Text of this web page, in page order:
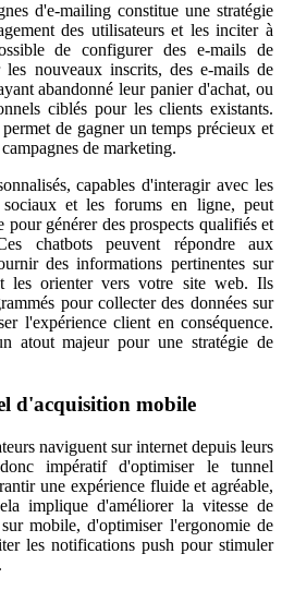
d'e-mailing constitue une stratégie
des utilisateurs et les inciter à
de configurer des e-mails de
les nouveaux inscrits, des e-mails de
abandonné leur panier d'achat, ou
ciblés pour les clients existants.
de gagner un temps précieux et
de marketing.
capables d'interagir avec les
sociaux et les forums en ligne, peut
pour générer des prospects qualifiés et
chatbots peuvent répondre aux
des informations pertinentes sur
les orienter vers votre site web. Ils
pour collecter des données sur
l'expérience client en conséquence.
atout majeur pour une stratégie de
d'acquisition mobile
naviguent sur internet depuis leurs
impératif d'optimiser le tunnel
une expérience fluide et agréable,
implique d'améliorer la vitesse de
mobile, d'optimiser l'ergonomie de
les notifications push pour stimuler